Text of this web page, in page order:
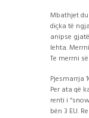
Mbathjet
diçka të
anipse
lehta.
Te merrni
Pjesmarrja
Per ata që
renti i
bën 3 EU.